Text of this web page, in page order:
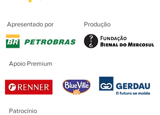
Apresentado por Produção
Apoio Premium
Patrocínio